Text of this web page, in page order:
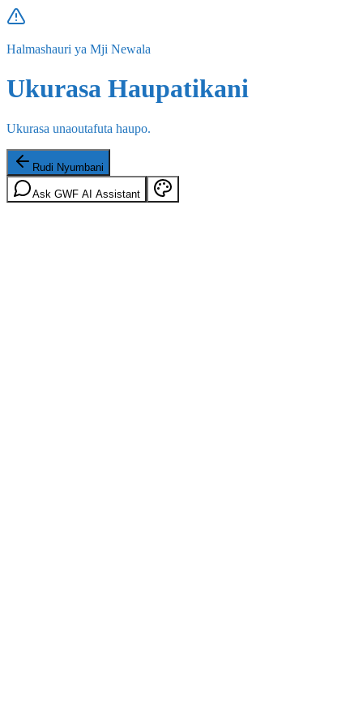
Halmashauri ya Mji Newala
Ukurasa Haupatikani
Ukurasa unaoutafuta haupo.
Rudi Nyumbani
Ask GWF AI Assistant